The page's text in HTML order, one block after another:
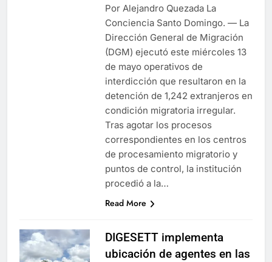
Por Alejandro Quezada La
Conciencia Santo Domingo. — La
Dirección General de Migración
(DGM) ejecutó este miércoles 13
de mayo operativos de
interdicción que resultaron en la
detención de 1,242 extranjeros en
condición migratoria irregular.
Tras agotar los procesos
correspondientes en los centros
de procesamiento migratorio y
puntos de control, la institución
procedió a la…
Read More
DIGESETT implementa
ubicación de agentes en las